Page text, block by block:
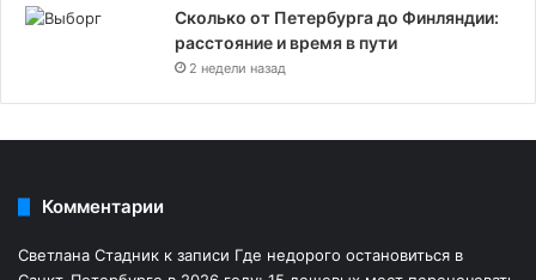
Сколько от Петербурга до Финляндии:
расстояние и время в пути
2 недели назад
Комментарии
Светлана Стадник к записи Где недорого остановиться в